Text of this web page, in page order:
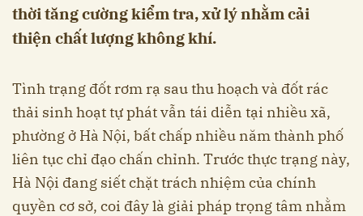
thời tăng cường kiểm tra, xử lý nhằm cải
thiện chất lượng không khí.
Tình trạng đốt rơm rạ sau thu hoạch và đốt rác
thải sinh hoạt tự phát vẫn tái diễn tại nhiều xã,
phường ở Hà Nội, bất chấp nhiều năm thành phố
liên tục chỉ đạo chấn chỉnh. Trước thực trạng này,
Hà Nội đang siết chặt trách nhiệm của chính
quyền cơ sở, coi đây là giải pháp trọng tâm nhằm